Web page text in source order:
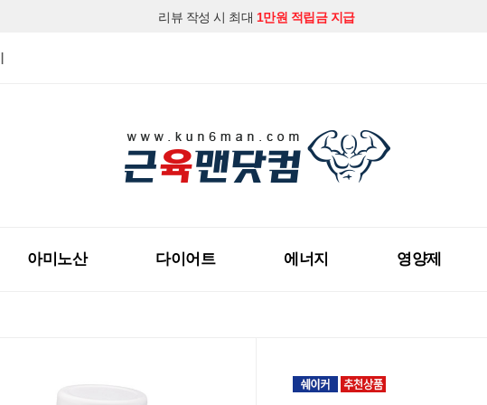
리뷰 작성 시 최대 1만원 적립금 지급
아미노산 다이어트 에너지 영양제